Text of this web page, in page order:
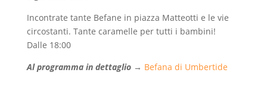
Incontrate tante Befane in piazza Matteotti e le vie
circostanti. Tante caramelle per tutti i bambini!
Dalle 18:00
Al programma in dettaglio→ Befana di Umbertide